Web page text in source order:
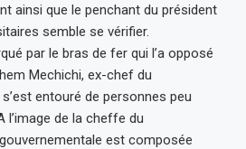
ainsi que le penchant du président
semble se vérifier.
par le bras de fer qui l’a opposé
Mechichi, ex-chef du
entouré de personnes peu
l’image de la cheffe du
est composée